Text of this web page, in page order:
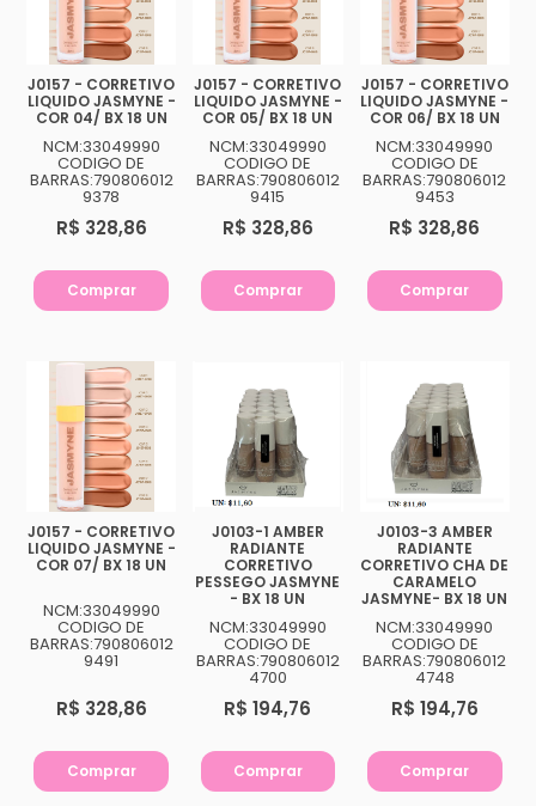
J0157 - CORRETIVO
LIQUIDO JASMYNE -
COR 04/ BX 18 UN
NCM:33049990
CODIGO DE
BARRAS:790806012
9378
R$ 328,86
Comprar
J0157 - CORRETIVO
LIQUIDO JASMYNE -
COR 05/ BX 18 UN
NCM:33049990
CODIGO DE
BARRAS:790806012
9415
R$ 328,86
Comprar
J0157 - CORRETIVO
LIQUIDO JASMYNE -
COR 06/ BX 18 UN
NCM:33049990
CODIGO DE
BARRAS:790806012
9453
R$ 328,86
Comprar
J0157 - CORRETIVO
LIQUIDO JASMYNE -
COR 07/ BX 18 UN
NCM:33049990
CODIGO DE
BARRAS:790806012
9491
R$ 328,86
Comprar
J0103-1 AMBER
RADIANTE
CORRETIVO
PESSEGO JASMYNE
- BX 18 UN
NCM:33049990
CODIGO DE
BARRAS:790806012
4700
R$ 194,76
Comprar
J0103-3 AMBER
RADIANTE
CORRETIVO CHA DE
CARAMELO
JASMYNE- BX 18 UN
NCM:33049990
CODIGO DE
BARRAS:790806012
4748
R$ 194,76
Comprar